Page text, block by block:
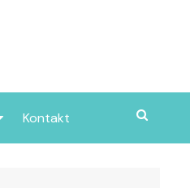
Kontakt